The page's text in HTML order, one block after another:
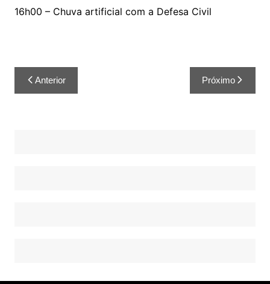
16h00 – Chuva artificial com a Defesa Civil
Anterior Próximo